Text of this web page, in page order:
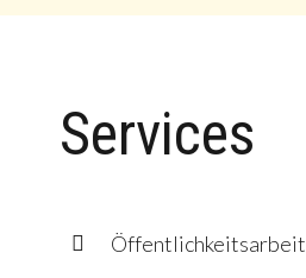
Services
Öffentlichkeitsarbeit